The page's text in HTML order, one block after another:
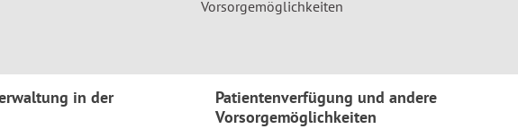
in der
Patientenverfügung und andere
Vorsorgemöglichkeiten